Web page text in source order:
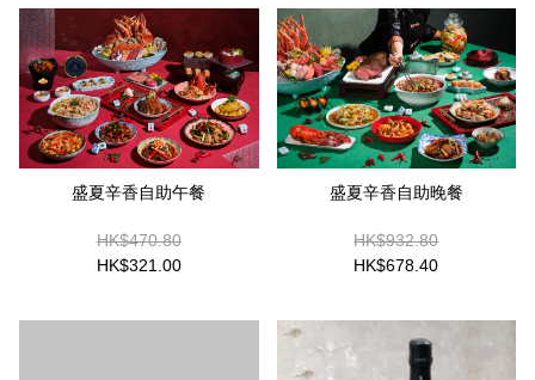
盛夏辛香自助午餐
HK$470.80
HK$321.00
盛夏辛香自助晚餐
HK$932.80
HK$678.40